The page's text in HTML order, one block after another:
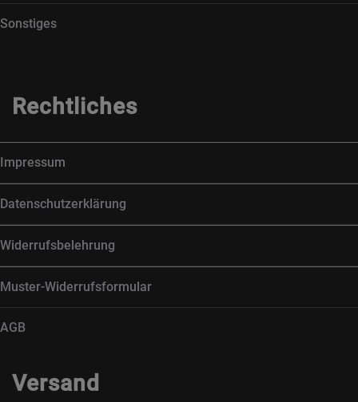
Sonstiges
Rechtliches
Impressum
Datenschutzerklärung
Widerrufsbelehrung
Muster-Widerrufsformular
AGB
Versand